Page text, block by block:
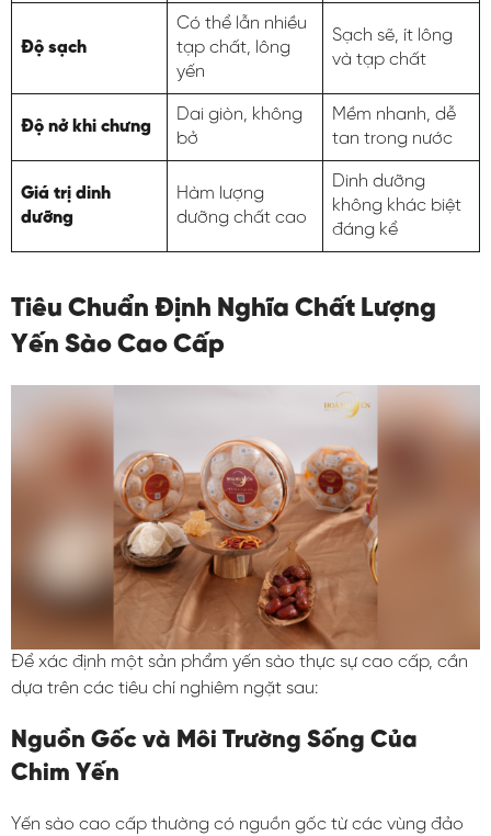
Độ sạch
Có thể lẫn nhiều
tạp chất, lông
yến
Sạch sẽ, ít lông
và tạp chất
Độ nở khi chưng
Dai giòn, không
bở
Mềm nhanh, dễ
tan trong nước
Giá trị dinh
dưỡng
Hàm lượng
dưỡng chất cao
Dinh dưỡng
không khác biệt
đáng kể
Tiêu Chuẩn Định Nghĩa Chất Lượng
Yến Sào Cao Cấp
Để xác định một sản phẩm yến sào thực sự cao cấp, cần
dựa trên các tiêu chí nghiêm ngặt sau:
Nguồn Gốc và Môi Trường Sống Của
Chim Yến
Yến sào cao cấp thường có nguồn gốc từ các vùng đảo